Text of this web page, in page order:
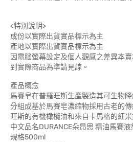
<特別說明>
成份以實際出貨實品標示為主
產地以實際出貨實品標示為主
因電腦螢幕設定及個人觀感之差異本
到實際商品為準請見諒。
產品概念
馬賽皂在普羅旺斯生產製造其可生物
分組成基於馬賽皂濃縮物採用古老的
旺斯的有機橄欖油和來自卡馬格的紅
中文品名DURANCE朵昂思 精油馬賽
規格500ml